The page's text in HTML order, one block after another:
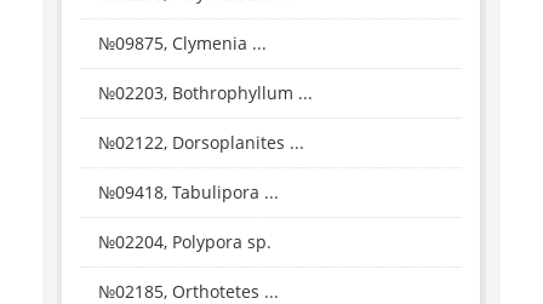
№09875, Clymenia ...
№02203, Bothrophyllum ...
№02122, Dorsoplanites ...
№09418, Tabulipora ...
№02204, Polypora sp.
№02185, Orthotetes ...